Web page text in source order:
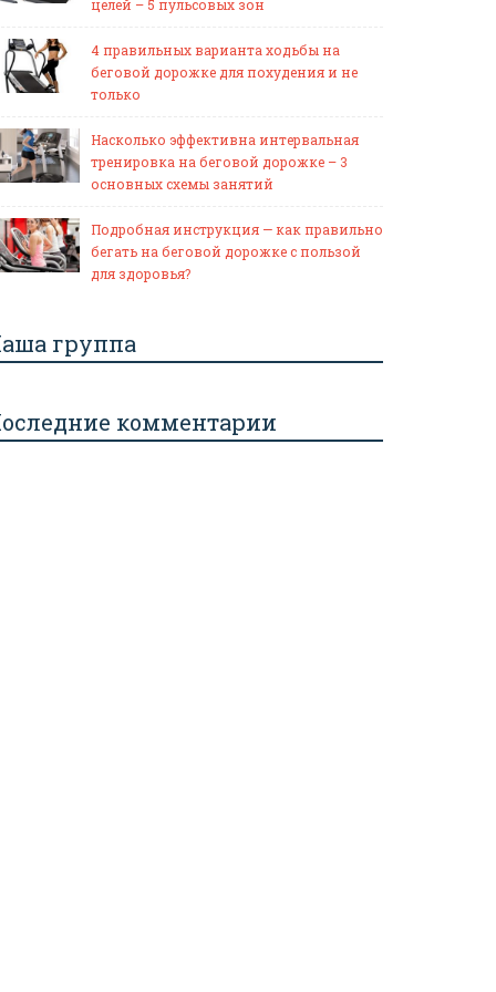
целей – 5 пульсовых зон
4 правильных варианта ходьбы на
беговой дорожке для похудения и не
только
Насколько эффективна интервальная
тренировка на беговой дорожке – 3
основных схемы занятий
Подробная инструкция — как правильно
бегать на беговой дорожке с пользой
для здоровья?
группа
комментарии